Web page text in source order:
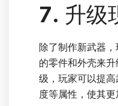
7. 升级
除了制作新武器
的零件和外壳来
级，玩家可以提
度等属性，使其更